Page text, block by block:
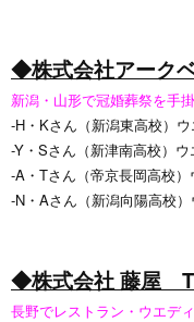
◆株式会社アーク
新潟・山形で冠婚葬祭を手
-H・Kさん（新潟東高校）
-Y・Sさん（新津南高校）
-A・Tさん（帝京長岡高校
-N・Aさん（新潟向陽高校
◆株式会社 藤屋
長野でレストラン・ウエデ